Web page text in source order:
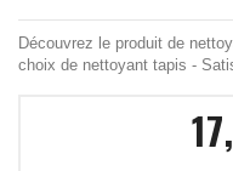
Découvrez le produit de
choix de nettoyant tapis -